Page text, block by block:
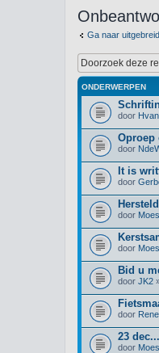
Ga naar
ONDERWERPEN
door
Oproep
door
It is
door
door
door
Bid u
door JK2
door
23
door